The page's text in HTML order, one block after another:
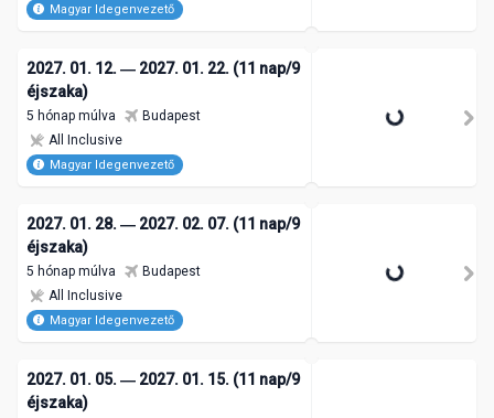
Magyar Idegenvezető
2027. 01. 12. ― 2027. 01. 22. (11 nap/9
éjszaka)
5 hónap múlva
Budapest
All Inclusive
Magyar Idegenvezető
2027. 01. 28. ― 2027. 02. 07. (11 nap/9
éjszaka)
5 hónap múlva
Budapest
All Inclusive
Magyar Idegenvezető
2027. 01. 05. ― 2027. 01. 15. (11 nap/9
éjszaka)